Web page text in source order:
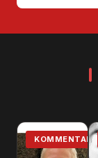
KOMMENTAR